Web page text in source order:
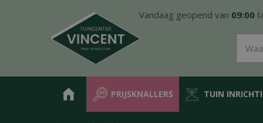
Vandaag geopend van 09:00
PRIJSKNALLERS TUIN